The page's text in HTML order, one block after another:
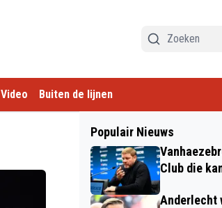
Video Buiten de lijnen
Populair Nieuws
Club die
Anderlecht